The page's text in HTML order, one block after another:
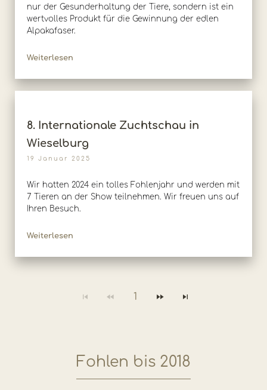
nur der Gesunderhaltung der Tiere, sondern ist ein
wertvolles Produkt für die Gewinnung der edlen
Alpakafaser.
Weiterlesen
8. Internationale Zuchtschau in
Wieselburg
19 Januar 2025
Wir hatten 2024 ein tolles Fohlenjahr und werden mit
7 Tieren an der Show teilnehmen. Wir freuen uns auf
Ihren Besuch.
Weiterlesen
1
Fohlen bis 2018